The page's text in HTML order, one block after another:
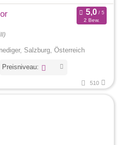
2 Bew.
Salzburg, Österreich
Preisniveau:
510